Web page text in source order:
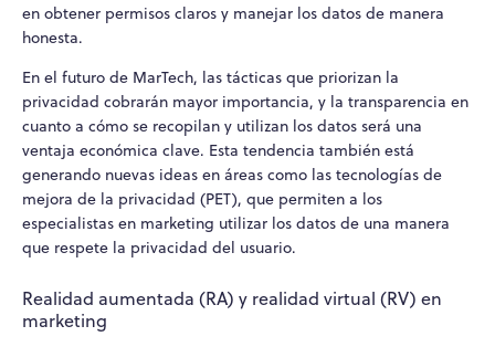
en obtener permisos claros y manejar los datos de manera
honesta.
En el futuro de MarTech, las tácticas que priorizan la
privacidad cobrarán mayor importancia, y la transparencia en
cuanto a cómo se recopilan y utilizan los datos será una
ventaja económica clave. Esta tendencia también está
generando nuevas ideas en áreas como las tecnologías de
mejora de la privacidad (PET), que permiten a los
especialistas en marketing utilizar los datos de una manera
que respete la privacidad del usuario.
Realidad aumentada (RA) y realidad virtual (RV) en
marketing